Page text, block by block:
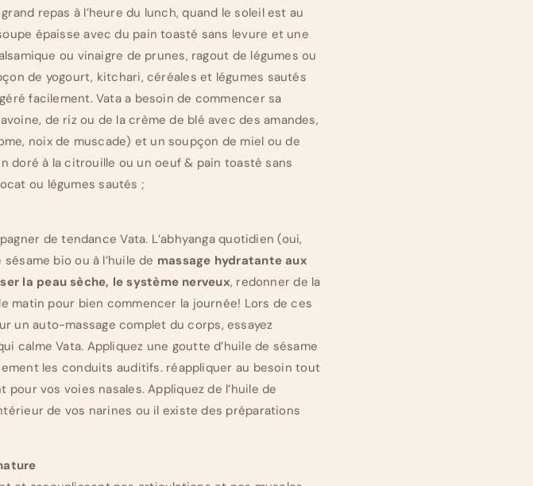
repas à l’heure du lunch, quand le soleil est au
épaisse avec du pain toasté sans levure et une
ou vinaigre de prunes, ragout de légumes ou
de yogourt, kitchari, céréales et légumes sautés
facilement. Vata a besoin de commencer sa
de riz ou de la crème de blé avec des amandes,
noix de muscade) et un soupçon de miel ou de
doré à la citrouille ou un oeuf & pain toasté sans
ou légumes sautés ;
de tendance Vata. L’abhyanga quotidien (oui,
bio ou à l’huile de massage hydratante aux
la peau sèche, le système nerveux, redonner de la
matin pour bien commencer la journée! Lors de ces
un auto-massage complet du corps, essayez
calme Vata. Appliquez une goutte d’huile de sésame
les conduits auditifs. réappliquer au besoin tout
vos voies nasales. Appliquez de l’huile de
de vos narines ou il existe des préparations